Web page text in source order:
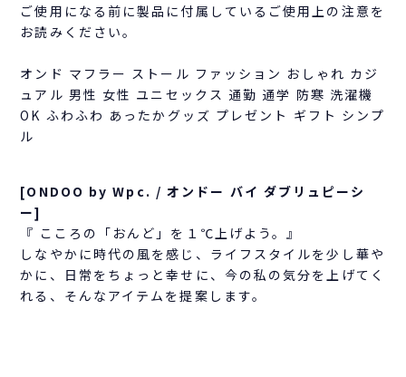
ご使用になる前に製品に付属しているご使用上の注意を
お読みください。
オンド マフラー ストール ファッション おしゃれ カジ
ュアル 男性 女性 ユニセックス 通勤 通学 防寒 洗濯機
OK ふわふわ あったかグッズ プレゼント ギフト シンプ
ル
[ONDOO by Wpc. / オンドー バイ ダブリュピーシ
ー]
『 こころの「おんど」を１℃上げよう。』
しなやかに時代の風を感じ、ライフスタイルを少し華や
かに、日常をちょっと幸せに、今の私の気分を上げてく
れる、そんなアイテムを提案します。